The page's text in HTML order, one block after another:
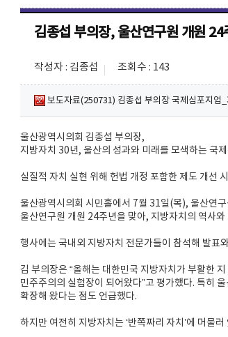
김종섭 부의장, 울산연구원 개원 24
작성자 : 김종섭 조회수 : 143
보도자료(250731) 김종섭 부의장 국제심포지
울산광역시의회 김종섭 부의장,
지방자치 30년, 울산의 성과와 미래를 모색하는 국
실질적 자치 실현 위해 헌법 개정 포함한 제도 개선
울산광역시의회 시민홀에서 7월 31일(목), 울산연
울산연구원 개원 24주년을 맞아, 지방자치의 역사
행사에는 국내외 지방자치 전문가들이 참석해 발표
김 부의장은 “올해는 대한민국 지방자치가 부활한
민주주의의 실험장이 되어왔다”고 평가했다. 특히
확장해 왔다는 점도 언급했다.
하지만 여전히 지방자치는 ‘반쪽짜리 자치’에 머물